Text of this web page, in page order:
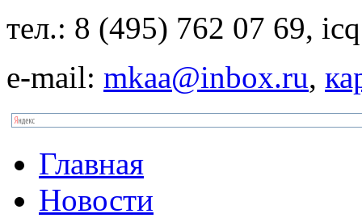
тел.: 8 (495) 762 07 69,
e-mail: mkaa@inbox.ru,
Главная
Новости